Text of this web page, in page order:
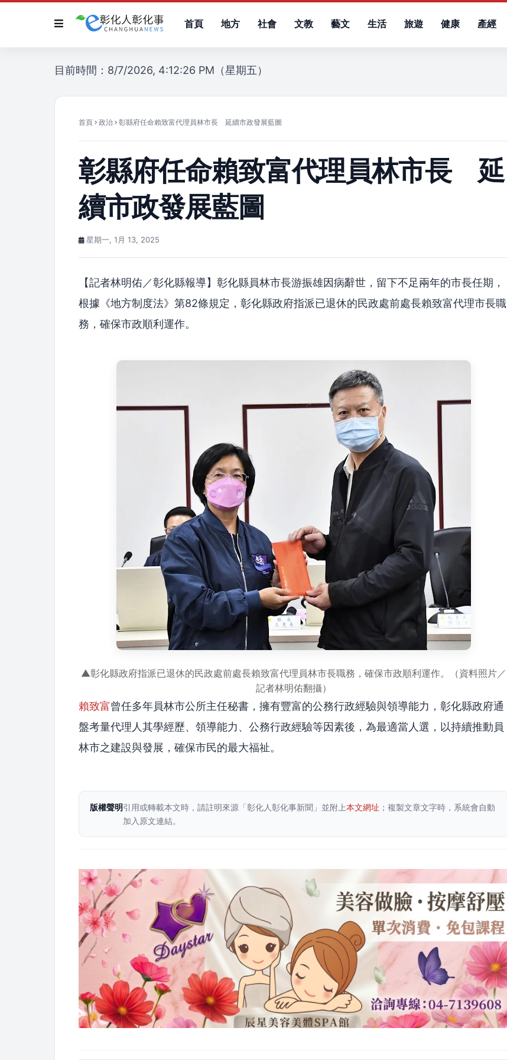
首頁 地方 社會 文教 藝文 生活 旅遊 健康 產經
目前時間：8/7/2026, 4:12:26 PM（星期五）
首頁 政治 彰縣府任命賴致富代理員林市長 延續市政發展藍圖
彰縣府任命賴致富代理員林市長 延
續市政發展藍圖
星期一, 1月 13, 2025
【記者林明佑／彰化縣報導】彰化縣員林市長游振雄因病辭世，留下不足兩年的市長任期，
根據《地方制度法》第82條規定，彰化縣政府指派已退休的民政處前處長賴致富代理市長職
務，確保市政順利運作。
▲彰化縣政府指派已退休的民政處前處長賴致富代理員林市長職務，確保市政順利運作。（資料照片／
記者林明佑翻攝）
賴致富曾任多年員林市公所主任秘書，擁有豐富的公務行政經驗與領導能力，彰化縣政府通
盤考量代理人其學經歷、領導能力、公務行政經驗等因素後，為最適當人選，以持續推動員
林市之建設與發展，確保市民的最大福祉。
版權聲明引用或轉載本文時，請註明來源「彰化人彰化事新聞」並附上本文網址 ；複製文章文字時，系統會自動
加入原文連結。